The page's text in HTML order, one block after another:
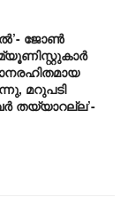
ജോൺ
മറുപടി
തയ്യാറല്ല’-